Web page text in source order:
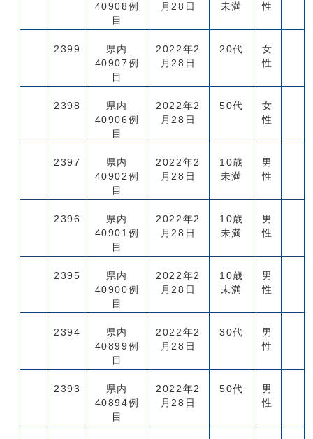
40908例
目
月28日
未満
性
2399
県内
40907例
目
2022年2
月28日
20代
女
性
2398
県内
40906例
目
2022年2
月28日
50代
女
性
2397
県内
40902例
目
2022年2
月28日
10歳
未満
男
性
2396
県内
40901例
目
2022年2
月28日
10歳
未満
男
性
2395
県内
40900例
目
2022年2
月28日
10歳
未満
男
性
2394
県内
40899例
目
2022年2
月28日
30代
男
性
2393
県内
40894例
目
2022年2
月28日
50代
男
性